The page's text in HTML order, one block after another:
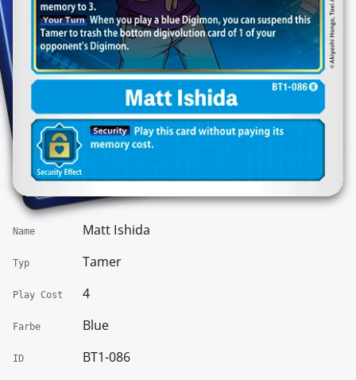
Name Matt Ishida
Typ Tamer
Play Cost 4
Farbe Blue
ID BT1-086